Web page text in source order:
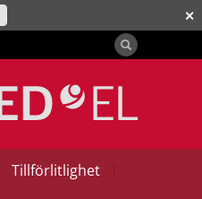
✕
Tillförlitlighet
|